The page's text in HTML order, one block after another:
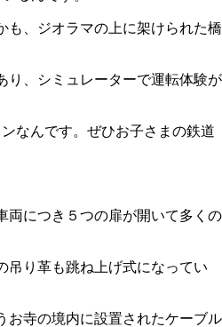
も、ジオラマの上に架けられた橋
り、シミュレーターで運転体験が
なんです。ぜひお子さまの鉄道
両につき５つの扉が開いて多くの
吊り革も跳ね上げ式になってい
お寺の境内に設置されたケーブル